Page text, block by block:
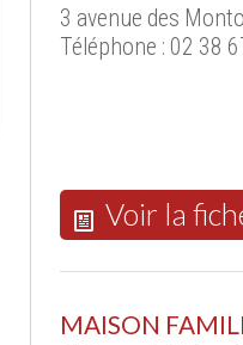
3 avenue des
Téléphone : 02 38
Voir la
MAISON